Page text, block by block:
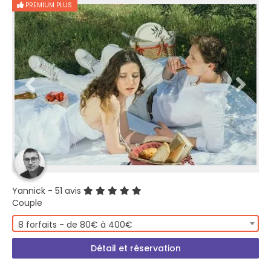
PREMIUM PLUS
Yannick - 51 avis
Couple
8 forfaits - de 80€ à 400€
Détail et réservation